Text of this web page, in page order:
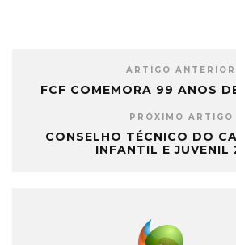
ARTIGO ANTERIOR
FCF COMEMORA 99 ANOS
PRÓXIMO ARTIGO
CONSELHO TÉCNICO DO
INFANTIL E JUVENIL